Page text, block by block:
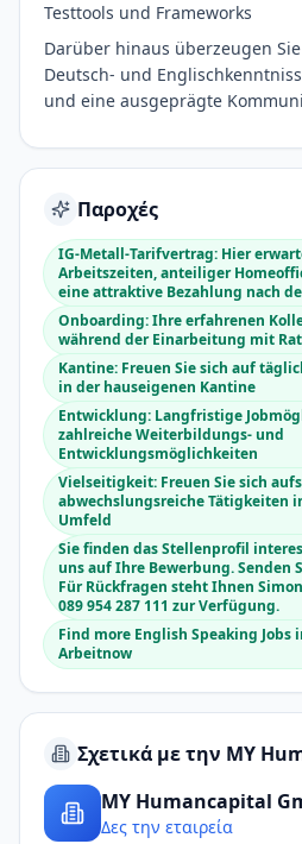
Testtools und Frameworks
Darüber hinaus überzeugen
Deutsch- und
und eine ausgeprägte
Παροχές
IG-Metall-Tarifvertrag: Hier
Arbeitszeiten, anteiliger
eine attraktive Bezahlung nach
Onboarding: Ihre erfahrenen
während der Einarbeitung mit
Kantine: Freuen Sie sich auf
in der hauseigenen Kantine
Entwicklung: Langfristige
zahlreiche Weiterbildungs- und
Entwicklungsmöglichkeiten
Vielseitigkeit: Freuen Sie sich
abwechslungsreiche Tätigkeiten
Umfeld
Sie finden das Stellenprofil
uns auf Ihre Bewerbung. Senden
Für Rückfragen steht Ihnen
089 954 287 111 zur Verfügung.
Find more English Speaking Jobs
Arbeitnow
Σχετικά με την MY
MY Humancapital
Δες την εταιρεία